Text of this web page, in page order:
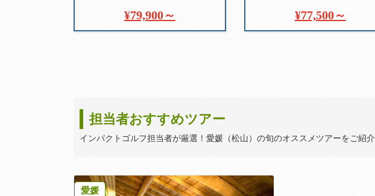
¥79,900～ ¥77,500～
担当者おすすめツアー
インパクトゴルフ担当者が厳選！愛媛（松山）の旬のオススメツアーをご紹介
愛媛